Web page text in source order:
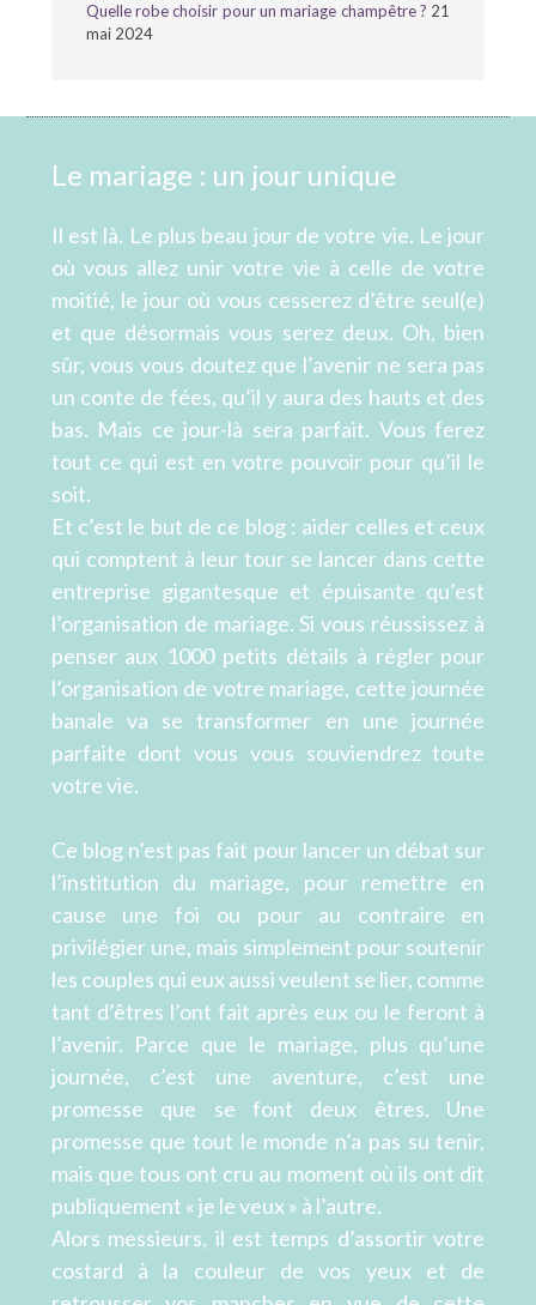
Quelle robe choisir pour un mariage champêtre ? 21
mai 2024
Le mariage : un jour unique
Il est là. Le plus beau jour de votre vie. Le jour
où vous allez unir votre vie à celle de votre
moitié, le jour où vous cesserez d’être seul(e)
et que désormais vous serez deux. Oh, bien
sûr, vous vous doutez que l’avenir ne sera pas
un conte de fées, qu’il y aura des hauts et des
bas. Mais ce jour-là sera parfait. Vous ferez
tout ce qui est en votre pouvoir pour qu’il le
soit.
Et c’est le but de ce blog : aider celles et ceux
qui comptent à leur tour se lancer dans cette
entreprise gigantesque et épuisante qu’est
l’organisation de mariage. Si vous réussissez à
penser aux 1000 petits détails à régler pour
l’organisation de votre mariage, cette journée
banale va se transformer en une journée
parfaite dont vous vous souviendrez toute
votre vie.
Ce blog n’est pas fait pour lancer un débat sur
l’institution du mariage, pour remettre en
cause une foi ou pour au contraire en
privilégier une, mais simplement pour soutenir
les couples qui eux aussi veulent se lier, comme
tant d’êtres l’ont fait après eux ou le feront à
l’avenir. Parce que le mariage, plus qu’une
journée, c’est une aventure, c’est une
promesse que se font deux êtres. Une
promesse que tout le monde n’a pas su tenir,
mais que tous ont cru au moment où ils ont dit
publiquement « je le veux » à l’autre.
Alors messieurs, il est temps d’assortir votre
costard à la couleur de vos yeux et de